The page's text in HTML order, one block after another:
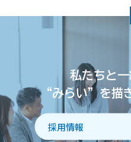
私たちと一
“みらい”を描
採用情報